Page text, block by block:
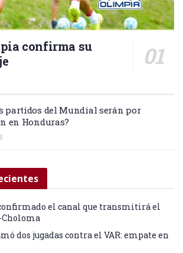
confirma su
partidos del Mundial serán por
en Honduras?
confirmado el canal que transmitirá el
dos jugadas contra el VAR: empate en